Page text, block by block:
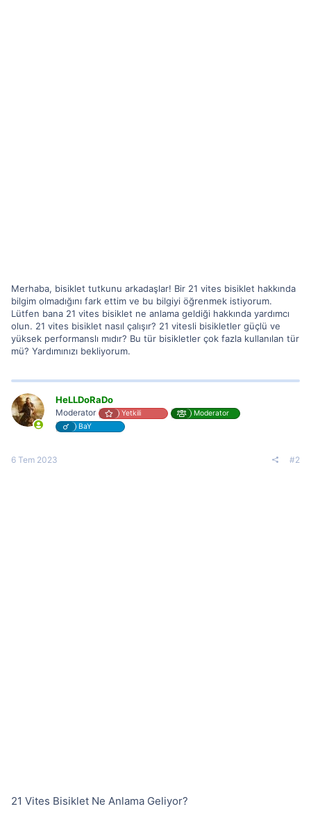
Merhaba, bisiklet tutkunu arkadaşlar! Bir 21 vites bisiklet hakkında
bilgim olmadığını fark ettim ve bu bilgiyi öğrenmek istiyorum.
Lütfen bana 21 vites bisiklet ne anlama geldiği hakkında yardımcı
olun. 21 vites bisiklet nasıl çalışır? 21 vitesli bisikletler güçlü ve
yüksek performanslı mıdır? Bu tür bisikletler çok fazla kullanılan tür
mü? Yardımınızı bekliyorum.
HeLLDoRaDo
Moderator Yetkili
Moderator
BaY
6 Tem 2023 #2
21 Vites Bisiklet Ne Anlama Geliyor?